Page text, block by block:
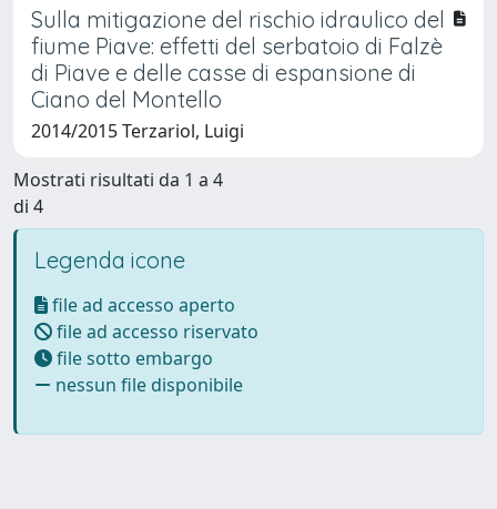
Sulla mitigazione del rischio idraulico del
fiume Piave: effetti del serbatoio di Falzè
di Piave e delle casse di espansione di
Ciano del Montello
2014/2015 Terzariol, Luigi
Mostrati risultati da 1 a 4
di 4
Legenda icone
file ad accesso aperto
file ad accesso riservato
file sotto embargo
nessun file disponibile